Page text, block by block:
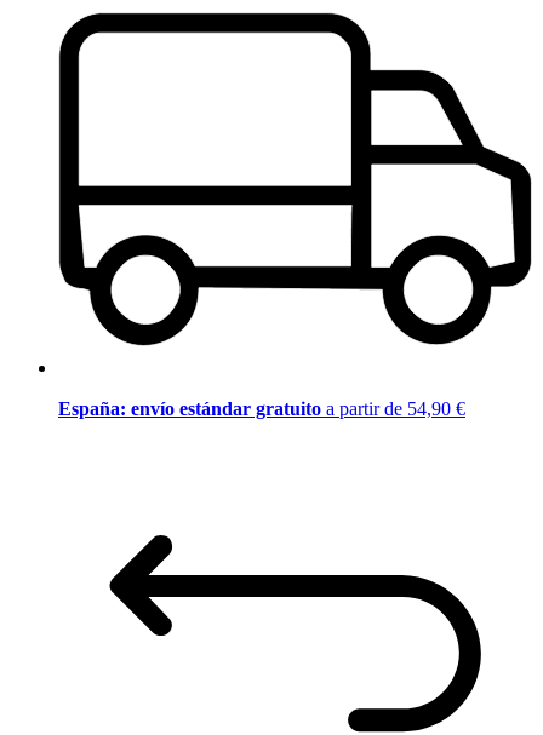
España: envío estándar gratuito a partir de 54,90 €